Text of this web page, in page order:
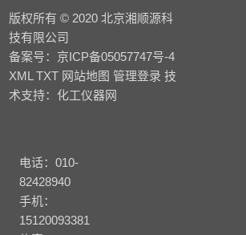
版权所有 © 2020 北京湘顺源科
技有限公司
备案号： 京ICP备05057747号-4
XML TXT 网站地图 管理登录 技
术支持：化工仪器网
电话：010-
82428940
手机：
15120093381